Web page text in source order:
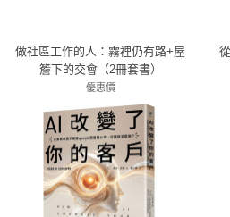
做社區工作的人：霧裡仍有路+屋
簷下的交會（2冊套書）
優惠價
79折 632元